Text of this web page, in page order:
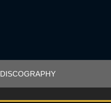
DISCOGRAPHY